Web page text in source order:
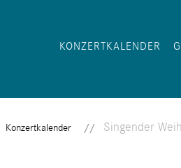
KONZERTKALENDER
Konzertkalender Singender